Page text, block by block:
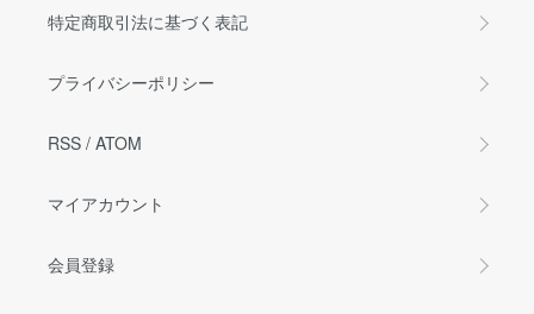
特定商取引法に基づく表記
プライバシーポリシー
RSS / ATOM
マイアカウント
会員登録